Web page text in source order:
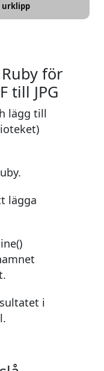
urklipp
för
till JPG
lägg till
lägga
i